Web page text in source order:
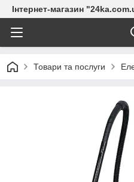
Інтернет-магазин
Товари та послуги